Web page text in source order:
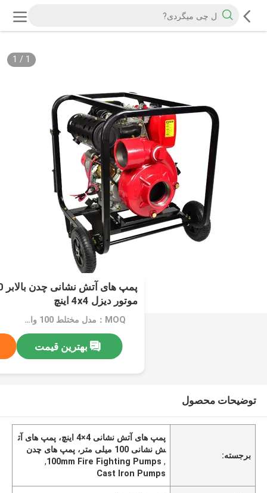
1
/
1
موتور دیزل 4x4 اینچ
MOQ：مدل مختلط 100 واحدی
بهترین قیمت
توضیحات محصول
برجسته:
پمپ های آتش نشانی 4×4 اینچ، پمپ های آت
ش نشانی 100 میلی متر، پمپ های چدن
,
100mm Fire Fighting Pumps
,
Cast Iron Pumps